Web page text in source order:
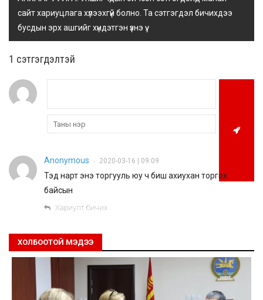
сайт хариуцлага хүлээхгүй болно. Та сэтгэгдэл бичихдээ
бусдын эрх ашгийг хүндэтгэн үзнэ үү.
1 сэтгэгдэлтэй
Anonymous • 2020-03-16 | 09:09
Тэд нарт энэ торгууль юу ч биш ахиухан торгох
байсын
Хариулт бичих
ХОЛБООТОЙ МЭДЭЭ